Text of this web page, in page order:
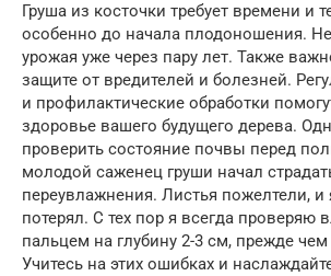
Груша из косточки требует времени и
особенно до начала плодоношения.
урожая уже через пару лет. Также
защите от вредителей и болезней.
и профилактические обработки
здоровье вашего будущего дерева.
проверить состояние почвы перед
молодой саженец груши начал
переувлажнения. Листья пожелтели, и
потерял. С тех пор я всегда проверяю
пальцем на глубину 2-3 см, прежде чем
Учитесь на этих ошибках и